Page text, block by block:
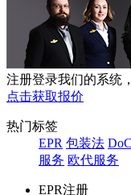
注册登录我们的系统
点击获取报价
热门标签
EPR 包装法 DoC
服务 欧代服务
EPR注册